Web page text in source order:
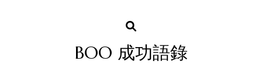
BOO 成功語錄